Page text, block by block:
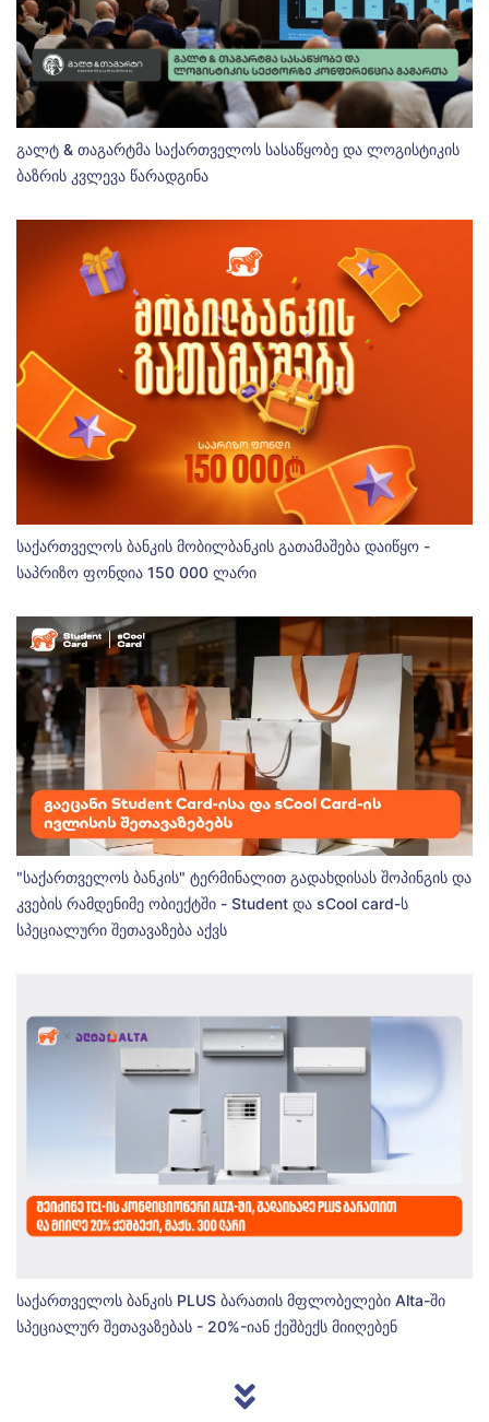
გალტ & თაგარტმა საქართველოს სასაწყობე და ლოგისტიკის
ბაზრის კვლევა წარადგინა
საქართველოს ბანკის მობილბანკის გათამაშება დაიწყო -
საპრიზო ფონდია 150 000 ლარი
"საქართველოს ბანკის" ტერმინალით გადახდისას შოპინგის და
კვების რამდენიმე ობიექტში - Student და sCool card-ს
სპეციალური შეთავაზება აქვს
საქართველოს ბანკის PLUS ბარათის მფლობელები Alta-ში
სპეციალურ შეთავაზებას - 20%-იან ქეშბექს მიიღებენ